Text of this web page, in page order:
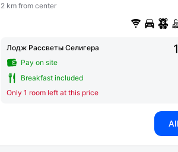
2 km from center
Лодж Рассветы Селигера
Pay on site
Breakfast included
Only 1 room left at this price